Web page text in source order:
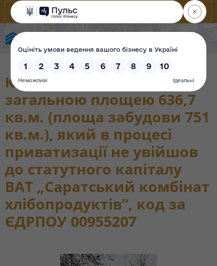
Корпус млину (літ. А)
загальною площею 636,7
кв.м. (площа забудови 751
кв.м.), який в процесі
приватизації не увійшов
до статутного капіталу
ВАТ „Саратський комбінат
хлібопродуктів”, код за
ЄДРПОУ 00955207